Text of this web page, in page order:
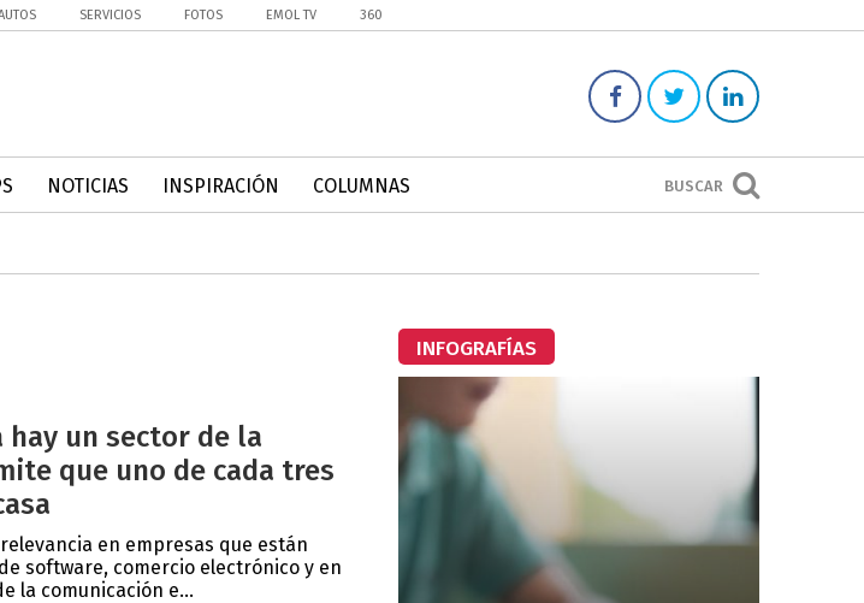
SERVICIOS FOTOS EMOL TV 360
BUSCAR
NOTICIAS INSPIRACIÓN COLUMNAS
hay un sector de la
que uno de cada tres
en empresas que están
software, comercio electrónico y en
la comunicación e...
INFOGRAFÍAS